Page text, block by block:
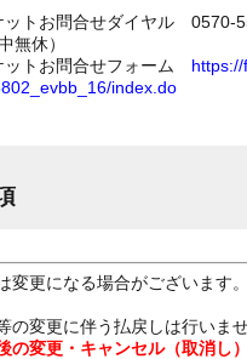
ットお問合せダイヤル 0570-
無休）
ットお問合せフォーム
index.do
変更になる場合がございます
の変更に伴う払戻しは行いませ
の変更・キャンセル（取消し